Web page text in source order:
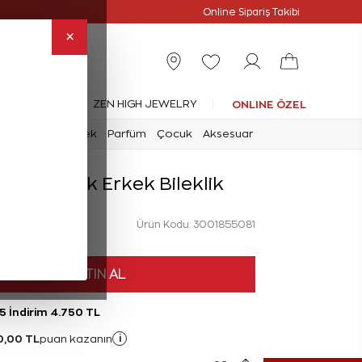
×
Online Sipariş Takibi
ZEN HIGH JEWELRY ONLINE ÖZEL
Erkek Parfüm Çocuk Aksesuar
Çelik Erkek Bileklik
Ürün Kodu: 3001855081
HEMEN SATIN AL
İndirim 4.750 TL
TL puan kazanın i